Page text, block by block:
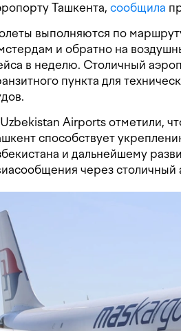
Ташкента, сообщила
выполняются по
и обратно на
в неделю. Столичный
пункта для
Airports отметили,
способствует
и дальнейшему
через столичный